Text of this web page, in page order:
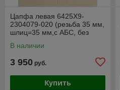
Цапфа левая 6425Х9-
2304079-020 (резьба 35 мм,
шлиц=35 мм,с АБС, без
В наличии
3 950 руб.
Купить